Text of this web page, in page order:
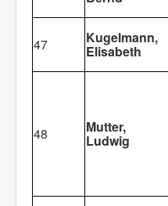
47 Kugelmann,
Elisabeth
48 Mutter,
Ludwig